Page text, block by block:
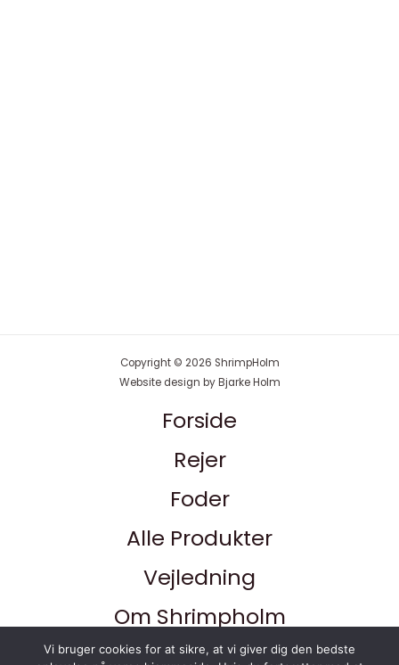
Copyright © 2026 ShrimpHolm
Website design by Bjarke Holm
Forside
Rejer
Foder
Alle Produkter
Vejledning
Om Shrimpholm
Kontakt
Vi bruger cookies for at sikre, at vi giver dig den bedste